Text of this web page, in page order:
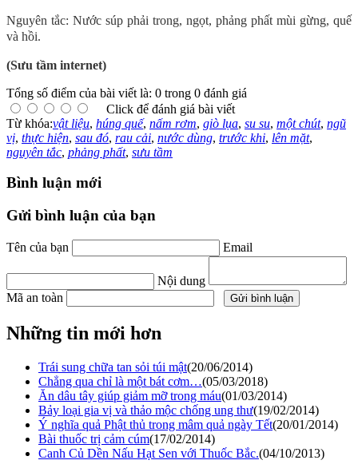
Nguyên tắc: Nước súp phải trong, ngọt, phảng phất mùi gừng, quế
và hồi.
(Sưu tầm internet)
Tổng số điểm của bài viết là: 0 trong 0 đánh giá
Click để đánh giá bài viết
Từ khóa:vật liệu, húng quế, nấm rơm, giò lụa, su su, một chút, ngũ
vị, thực hiện, sau đó, rau cải, nước dùng, trước khi, lên mặt,
nguyên tắc, phảng phất, sưu tầm
Bình luận mới
Gửi bình luận của bạn
Tên của bạn Email
Nội dung
Mã an toàn
Những tin mới hơn
Trái sung chữa tan sỏi túi mật(20/06/2014)
Chẳng qua chỉ là một bát cơm…(05/03/2018)
Ăn dâu tây giúp giảm mỡ trong máu(01/03/2014)
Bảy loại gia vị và thảo mộc chống ung thư(19/02/2014)
Ý nghĩa quả Phật thủ trong mâm quả ngày Tết(20/01/2014)
Bài thuốc trị cảm cúm(17/02/2014)
Canh Củ Dền Nấu Hạt Sen với Thuốc Bắc.(04/10/2013)